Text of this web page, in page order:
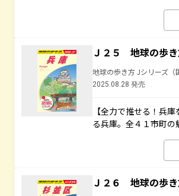
Ｊ２５ 地球の歩
地球の歩き方 Jシリーズ（
2025.08.28 発売
【全力で推せる！兵
る兵庫。全４１市町の
Ｊ２６ 地球の歩